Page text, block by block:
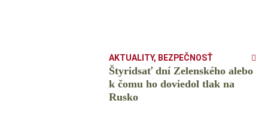
AKTUALITY, BEZPEČNOSŤ
Štyridsať dní Zelenského alebo
k čomu ho doviedol tlak na
Rusko